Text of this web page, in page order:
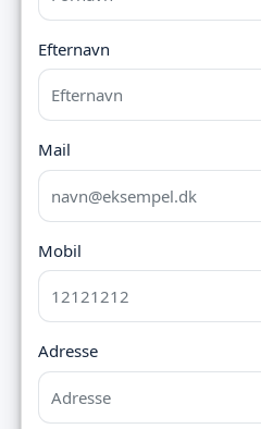
Efternavn
Mail
Mobil
Adresse